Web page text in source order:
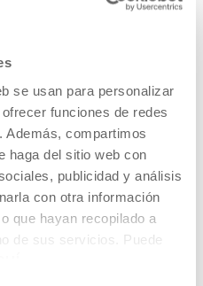
se usan para personalizar
funciones de redes
Además, compartimos
haga del sitio web con
publicidad y análisis
con otra información
que hayan recopilado a
de sus servicios. Puede